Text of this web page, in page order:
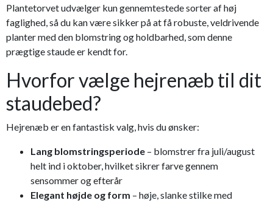
Plantetorvet udvælger kun gennemtestede sorter af høj
faglighed, så du kan være sikker på at få robuste, veldrivende
planter med den blomstring og holdbarhed, som denne
prægtige staude er kendt for.
Hvorfor vælge hejrenæb til dit
staudebed?
Hejrenæb er en fantastisk valg, hvis du ønsker:
Lang blomstringsperiode – blomstrer fra juli/august
helt ind i oktober, hvilket sikrer farve gennem
sensommer og efterår
Elegant højde og form – høje, slanke stilke med